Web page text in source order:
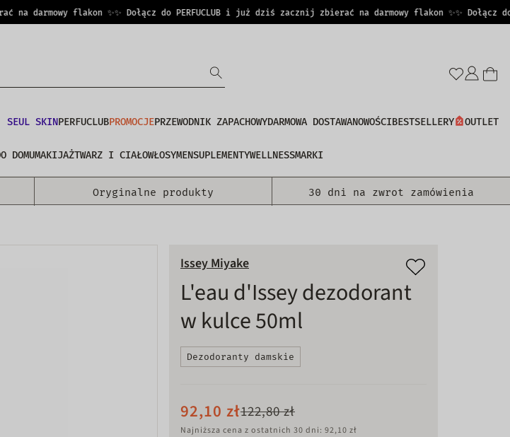
darmowy flakon ✨✨ Dołącz do PERFUCLUB i już dziś zacznij zbierać na darmowy flakon ✨✨ Dołącz do
SEUL SKINPERFUCLUBPROMOCJEPRZEWODNIK ZAPACHOWYDARMOWA DOSTAWANOWOŚCIBESTSELLERY OUTLET
DOMUMAKIJAŻTWARZ I CIAŁOWŁOSYMENSUPLEMENTYWELLNESSMARKI
Oryginalne produkty 30 dni na zwrot zamówienia
Issey Miyake
L'eau d'Issey dezodorant
w kulce 50ml
Dezodoranty damskie
92,10 zł122,80 zł
Najniższa cena z ostatnich 30 dni: 92,10 zł